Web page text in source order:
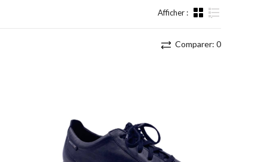
Afficher :
Liste
Comparer: 0